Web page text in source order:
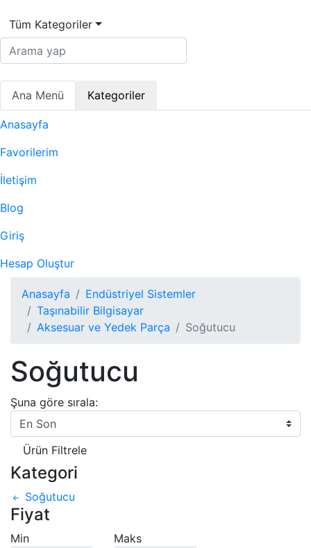
Tüm Kategoriler
Ana Menü Kategoriler
Anasayfa
Favorilerim
İletişim
Blog
Giriş
Hesap Oluştur
Anasayfa
Endüstriyel Sistemler
Taşınabilir Bilgisayar
Aksesuar ve Yedek Parça
Soğutucu
Soğutucu
Şuna göre sırala:
Ürün Filtrele
Kategori
Soğutucu
Fiyat
Min Maks